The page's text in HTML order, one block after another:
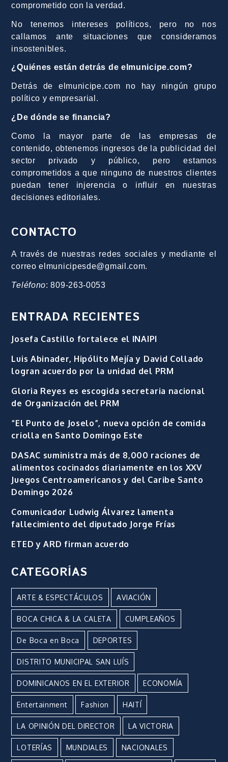
comprometido con la verdad.
No tenemos intereses políticos, pero no nos
callamos ante situaciones que consideramos
insostenibles.
¿Quiénes están detrás de elmunicipe.com?
Detrás de elmunicipe.com no hay ningún grupo
político y empresarial.
¿De dónde se financia?
Como la mayor parte de las empresas de
contenido, obtenemos ingresos de la publicidad del
sector privado y público, pero estamos
comprometidos a que ninguno de nuestros clientes
puedan tener injerencia o influir en nuestras
decisiones editoriales.
CONTACTO
A través de nuestras redes sociales y mediante el
correo elmunicipesde@gmail.com.
Teléfono: 809-263-0053
ENTRADA RECIENTES
Josefa Castillo fortalece el INAIPI
Luis Abinader, Hipólito Mejía y David Collado
logran acuerdo por la unidad del PRM
Gloria Reyes es escogida secretaria nacional
de Organización del PRM
“El Punto de Joselo”, nueva opción de comida
criolla en Santo Domingo Este
DASAC suministra más de 8,000 raciones de
alimentos cocinados diariamente en los XXV
Juegos Centroamericanos y del Caribe Santo
Domingo 2026
Comunicador Ludwig Álvarez lamenta
fallecimiento del diputado Jorge Frías
ETED y ARD firman acuerdo
CATEGORÍAS
ARTE & ESPECTÁCULOS AVIACIÓN
BOCA CHICA & LA CALETA CUMPLEAÑOS
De Boca en Boca DEPORTES
DISTRITO MUNICIPAL SAN LUÍS
DOMINICANOS EN EL EXTERIOR ECONOMÍA
Entertainment Fashion HAITÍ
LA OPINIÓN DEL DIRECTOR LA VICTORIA
LOTERÍAS MUNDIALES NACIONALES